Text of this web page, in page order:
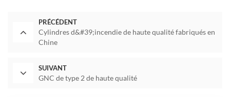
PRÉCÉDENT
Cylindres d&#39;incendie de haute qualité fabriqués en
Chine
SUIVANT
GNC de type 2 de haute qualité